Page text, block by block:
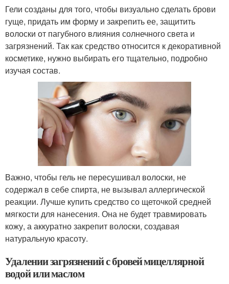
Гели созданы для того, чтобы визуально сделать брови
гуще, придать им форму и закрепить ее, защитить
волоски от пагубного влияния солнечного света и
загрязнений. Так как средство относится к декоративной
косметике, нужно выбирать его тщательно, подробно
изучая состав.
Важно, чтобы гель не пересушивал волоски, не
содержал в себе спирта, не вызывал аллергической
реакции. Лучше купить средство со щеточкой средней
мягкости для нанесения. Она не будет травмировать
кожу, а аккуратно закрепит волоски, создавая
натуральную красоту.
Удалении загрязнений с бровей мицеллярной
водой или маслом